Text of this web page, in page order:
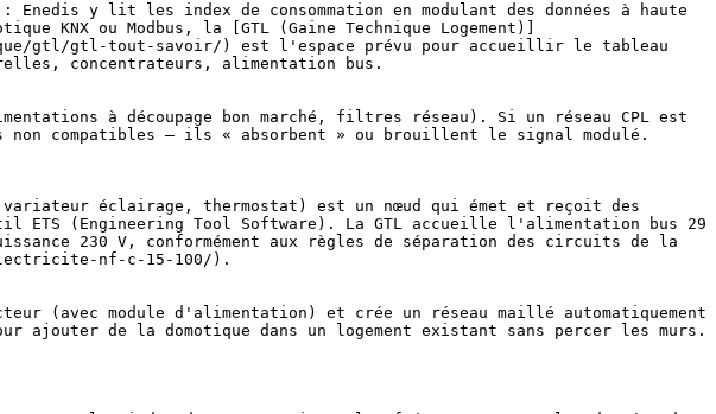
y lit les index de consommation en modulant des données à haute
KNX ou Modbus, la [GTL (Gaine Technique Logement)]
gtl/gtl-tout-savoir/) est l'espace prévu pour accueillir le tableau
concentrateurs, alimentation bus.
compatibles — ils « absorbent » ou brouillent le signal modulé.
éclairage, thermostat) est un nœud qui émet et reçoit des
ETS (Engineering Tool Software). La GTL accueille l'alimentation bus 29
230 V, conformément aux règles de séparation des circuits de la
nf-c-15-100/).
de la domotique dans un logement existant sans percer les murs.